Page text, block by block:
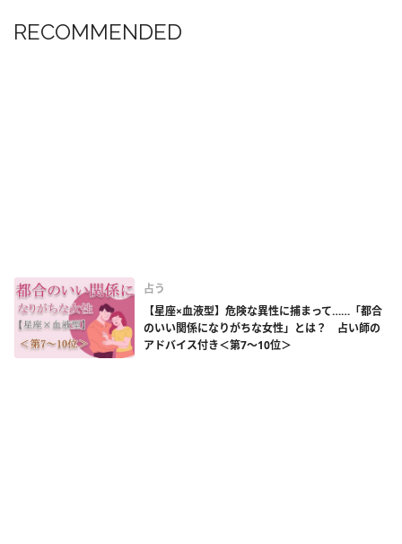
RECOMMENDED
占う
【星座×血液型】危険な異性に捕まって……「都合
のいい関係になりがちな女性」とは？ 占い師の
アドバイス付き＜第7～10位＞